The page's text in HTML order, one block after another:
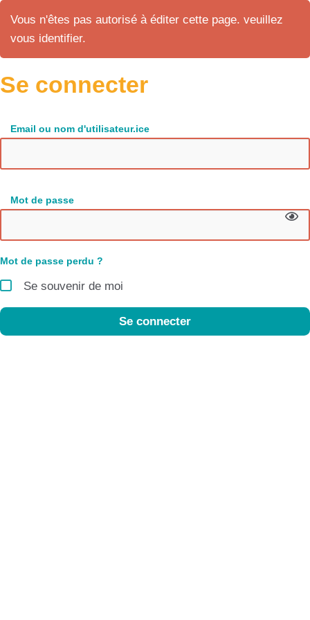
Vous n'êtes pas autorisé à éditer cette page. veuillez
vous identifier.
Se connecter
Email ou nom d'utilisateur.ice
Mot de passe
Mot de passe perdu ?
Se souvenir de moi
Se connecter